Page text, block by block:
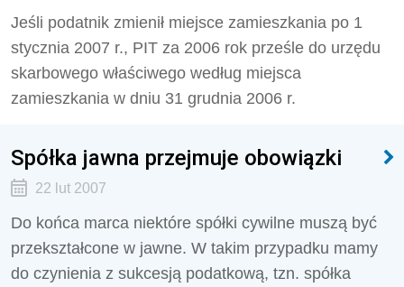
Jeśli podatnik zmienił miejsce zamieszkania po 1
stycznia 2007 r., PIT za 2006 rok prześle do urzędu
skarbowego właściwego według miejsca
zamieszkania w dniu 31 grudnia 2006 r.
Spółka jawna przejmuje obowiązki
22 lut 2007
Do końca marca niektóre spółki cywilne muszą być
przekształcone w jawne. W takim przypadku mamy
do czynienia z sukcesją podatkową, tzn. spółka